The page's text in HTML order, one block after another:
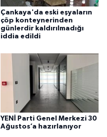
Çankaya'da eski eşyaların
çöp konteynerinden
günlerdir kaldırılmadığı
iddia edildi
YENİ Parti Genel Merkezi 30
Ağustos’a hazırlanıyor